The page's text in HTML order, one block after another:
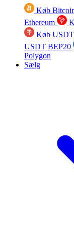
Køb
Ethereum
Køb
USDT BEP20
Polygon
Sælg